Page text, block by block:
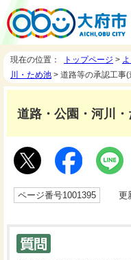
現在の位置： トップページ >
川・ため池 > 道路等の承認工事
道路・公園・河川
ページ番号1001395 更